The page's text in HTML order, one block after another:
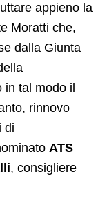
appieno la
Moratti che,
dalla Giunta
tal modo il
rinnovo
di
ATS
, consigliere